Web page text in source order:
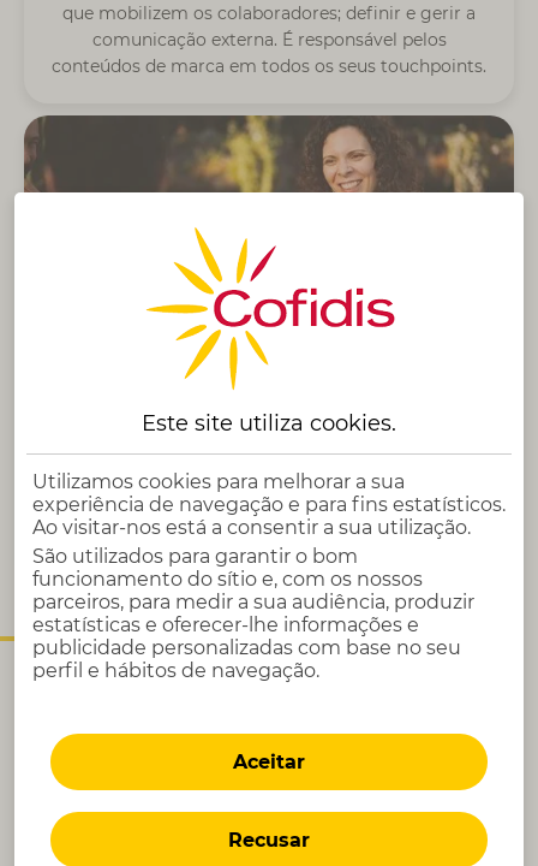
que mobilizem os colaboradores; definir e gerir a
comunicação externa. É responsável pelos
conteúdos de marca em todos os seus touchpoints.
Sustentabilidade
Assegurar a criação e implementação de uma
política de crescimento sustentável da empresa,
com um foco claro nos aspectos ambientes, éticos,
sociais e de governança.
A sua candidatura em 4 passos
Este site utiliza cookies.
Utilizamos cookies para melhorar a sua
experiência de navegação e para fins estatísticos.
Ao visitar-nos está a consentir a sua utilização.
São utilizados para garantir o bom
funcionamento do sítio e, com os nossos
parceiros, para medir a sua audiência, produzir
estatísticas e oferecer-lhe informações e
publicidade personalizadas com base no seu
perfil e hábitos de navegação.
Aceitar
Recusar